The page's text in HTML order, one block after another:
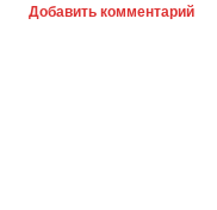
Добавить комментарий